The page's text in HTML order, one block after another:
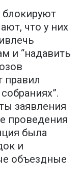
что у них
и “надавить
правил
заявления
проведения
была
и
объездные